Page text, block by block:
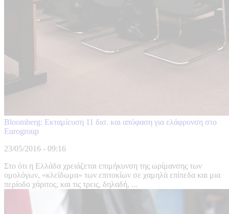
Bloomberg: Εκταμίευση 11 δισ. και απόφαση για ελάφρυνση στο
Eurogroup
23/05/2016 - 09:16
Στο ότι η Ελλάδα χρειάζεται επιμήκυνση της ωρίμανσης των
ομολόγων, «κλείδωμα» των επιτοκίων σε χαμηλά επίπεδα και μια
περίοδο χάριτος, και τις τρεις, δηλαδή, ...